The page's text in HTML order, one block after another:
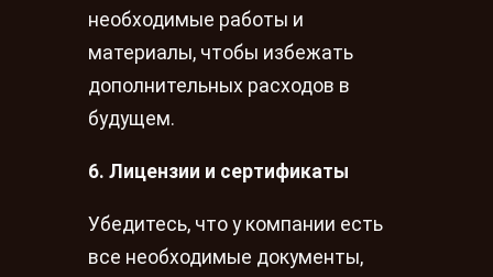
необходимые работы и
материалы, чтобы избежать
дополнительных расходов в
будущем.
6. Лицензии и сертификаты
Убедитесь, что у компании есть
все необходимые документы,